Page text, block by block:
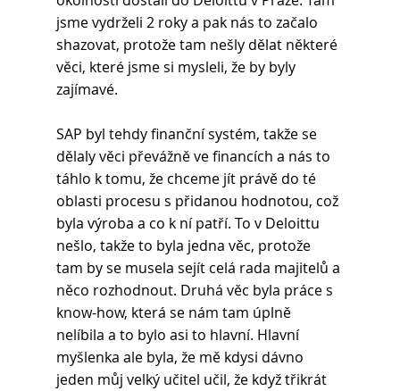
jsme vydrželi 2 roky a pak nás to začalo
shazovat, protože tam nešly dělat některé
věci, které jsme si mysleli, že by byly
zajímavé.
SAP byl tehdy finanční systém, takže se
dělaly věci převážně ve financích a nás to
táhlo k tomu, že chceme jít právě do té
oblasti procesu s přidanou hodnotou, což
byla výroba a co k ní patří. To v Deloittu
nešlo, takže to byla jedna věc, protože
tam by se musela sejít celá rada majitelů a
něco rozhodnout. Druhá věc byla práce s
know-how, která se nám tam úplně
nelíbila a to bylo asi to hlavní. Hlavní
myšlenka ale byla, že mě kdysi dávno
jeden můj velký učitel učil, že když třikrát